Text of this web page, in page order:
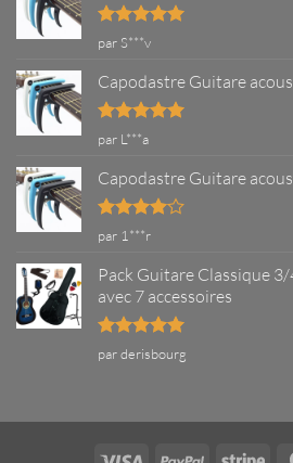
Note5sur
par S***v
Capodastre Guitare
Note5
par L***a
Capodastre Guitare
Note4
par 1***r
Pack Guitare Classique
avec 7 accessoires
Note5sur
par derisbourg
Visa PayPal